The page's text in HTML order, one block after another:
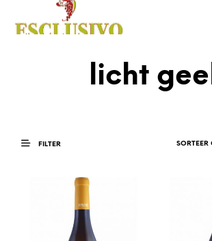
licht
FILTER